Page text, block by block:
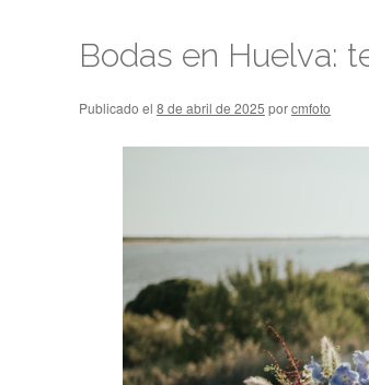
Bodas en Huelva:
Publicado el 8 de abril de 2025 porcmfoto